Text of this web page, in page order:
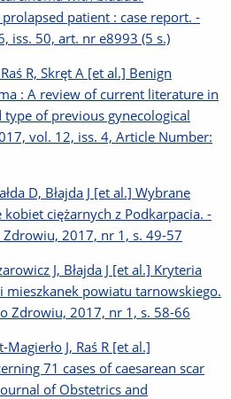
patient : case report. -
iss. 50, art. nr e8993 (5 s.)
R, Skręt A [et al.] Benign
: A review of current literature in
of previous gynecological
vol. 12, iss. 4, Article Number:
D, Błajda J [et al.] Wybrane
ciężarnych z Podkarpacia. -
Zdrowiu, 2017, nr 1, s. 49-57
J, Błajda J [et al.] Kryteria
powiatu tarnowskiego.
Zdrowiu, 2017, nr 1, s. 58-66
J, Raś R [et al.]
71 cases of caesarean scar
of Obstetrics and